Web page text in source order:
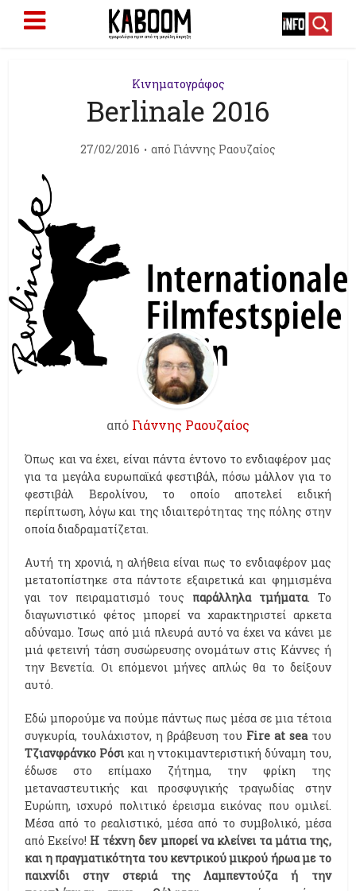
Κινηματογράφος
Berlinale 2016
27/02/2016 από Γιάννης Ραουζαίος
από Γιάννης Ραουζαίος
Όπως και να έχει, είναι πάντα έντονο το ενδιαφέρον μας
για τα μεγάλα ευρωπαϊκά φεστιβάλ, πόσω μάλλον για το
φεστιβάλ Βερολίνου, το οποίο αποτελεί ειδική
περίπτωση, λόγω και της ιδιαιτερότητας της πόλης στην
οποία διαδραματίζεται.
Αυτή τη χρονιά, η αλήθεια είναι πως το ενδιαφέρον μας
μετατοπίστηκε στα πάντοτε εξαιρετικά και φημισμένα
γαι τον πειραματισμό τους παράλληλα τμήματα. Το
διαγωνιστικό φέτος μπορεί να χαρακτηριστεί αρκετα
αδύναμο. Ίσως από μιά πλευρά αυτό να έχει να κάνει με
μιά φετεινή τάση συσώρευσης ονομάτων στις Κάννες ή
την Βενετία. Οι επόμενοι μήνες απλώς θα το δείξουν
αυτό.
Εδώ μπορούμε να πούμε πάντως πως μέσα σε μια τέτοια
συγκυρία, τουλάχιστον, η βράβευση του Fire at seaτου
Τζιανφράνκο Ρόσικαι η ντοκιμαντεριστική δύναμη του,
έδωσε στο επίμαχο ζήτημα, την φρίκη της
μεταναστευτικής και προσφυγικής τραγωδίας στην
Ευρώπη, ισχυρό πολιτικό έρεισμα εικόνας που ομιλεί.
Μέσα από το ρεαλιστικό, μέσα από το συμβολικό, μέσα
από Εκείνο! Η τέχνη δεν μπορεί να κλείνει τα μάτια της,
και η πραγματικότητα του κεντρικού μικρού ήρωα με το
παιχνίδι στην στεριά της Λαμπεντούζα ή την